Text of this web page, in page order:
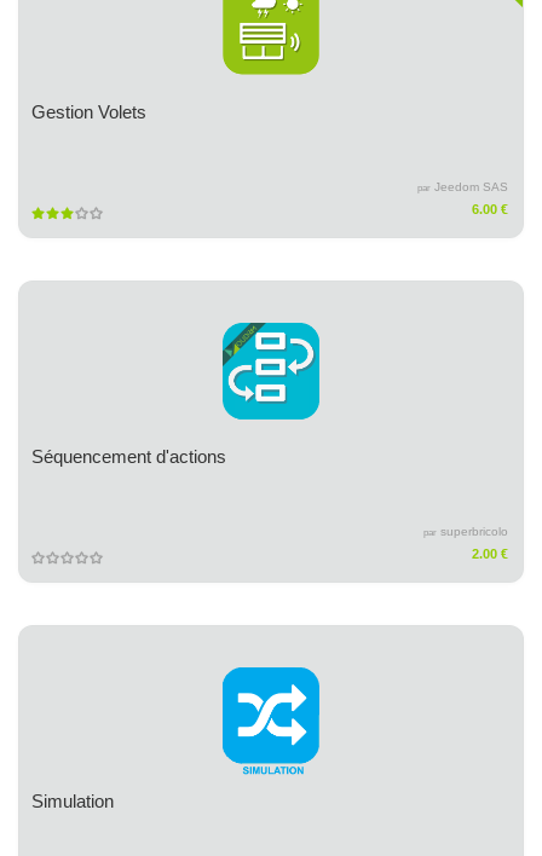
Gestion Volets
par Jeedom SAS
6.00 €
Séquencement d'actions
par superbricolo
2.00 €
Simulation